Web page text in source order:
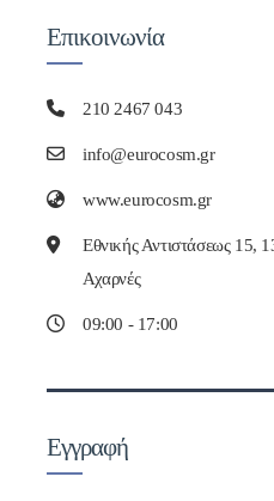
Επικοινωνία
210 2467 043
info@eurocosm.gr
www.eurocosm.gr
Εθνικής Αντιστάσεως 15,
Αχαρνές
09:00 - 17:00
Εγγραφή